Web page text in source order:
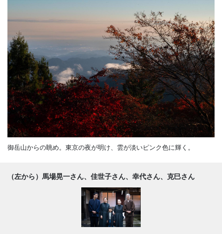
御岳山からの眺め。東京の夜が明け、雲が淡いピンク色に輝く。
（左から）馬場晃一さん、佳世子さん、幸代さん、克巳さん